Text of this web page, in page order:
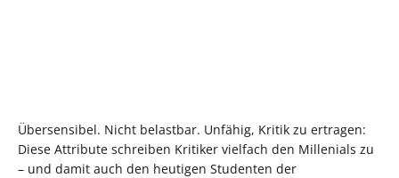
Übersensibel. Nicht belastbar. Unfähig, Kritik zu ertragen:
Diese Attribute schreiben Kritiker vielfach den Millenials zu
– und damit auch den heutigen Studenten der